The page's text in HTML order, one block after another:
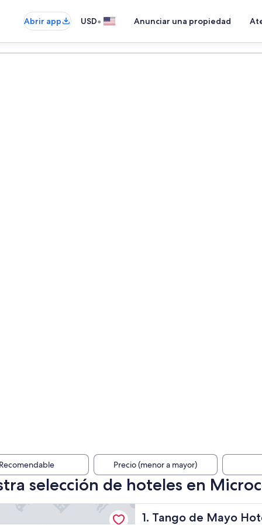
Abrir app USD• Anunciar una propiedad
Recomendable Precio (menor a mayor)
selección de hoteles en
1. Tango de Mayo
Tango de Mayo Hotel
Mayo Hotel